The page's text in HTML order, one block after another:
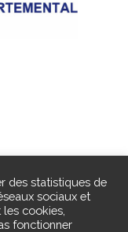
des statistiques de
sociaux et
cookies,
fonctionner